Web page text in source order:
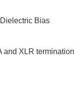
Bias
and XLR termination